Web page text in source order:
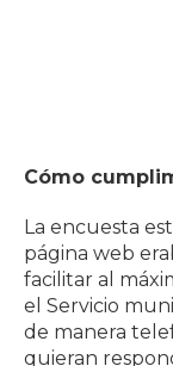
Cómo
La encuesta
página web
facilitar al
el Servicio
de manera
quieran